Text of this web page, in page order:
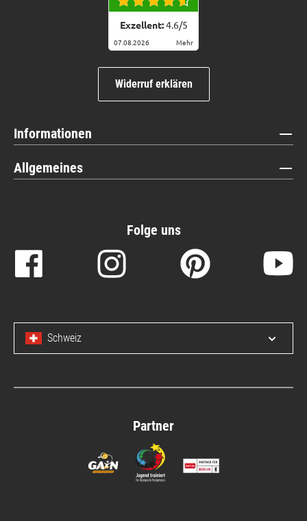
Exzellent:4.6/5
07.08.2026 Mehr
Widerruf erklären
Informationen
Allgemeines
Folge uns
Schweiz
Partner